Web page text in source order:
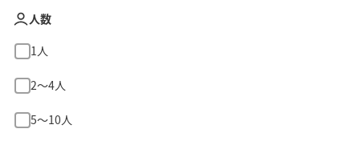
人数
1人
2〜4人
5〜10人